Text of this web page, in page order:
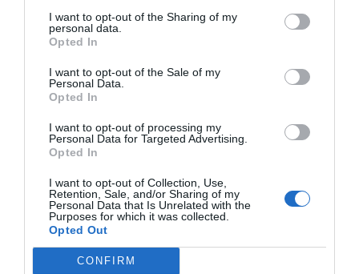
I want to opt-out of the Sharing of my
personal data.
Opted In
I want to opt-out of the Sale of my
Personal Data.
Opted In
I want to opt-out of processing my
Personal Data for Targeted Advertising.
Opted In
I want to opt-out of Collection, Use,
Retention, Sale, and/or Sharing of my
Personal Data that Is Unrelated with the
Purposes for which it was collected.
Opted Out
CONFIRM
Mestalla estarán en el grupo 3 junto a ocho equipos
catalanes, que son el Lleida Esportiu, el Barcelona
el Olot y el Sant Andreu; cinco baleares, que son el
Atlético Baleares, el Ibiza, el Andratx, el Poblense y el
Porreres; y un aragonés, el Barbastro.